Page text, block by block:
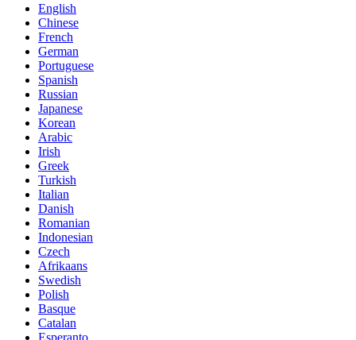
English
Chinese
French
German
Portuguese
Spanish
Russian
Japanese
Korean
Arabic
Irish
Greek
Turkish
Italian
Danish
Romanian
Indonesian
Czech
Afrikaans
Swedish
Polish
Basque
Catalan
Esperanto